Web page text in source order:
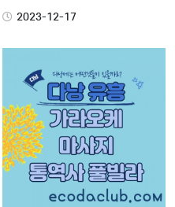
2023-12-17